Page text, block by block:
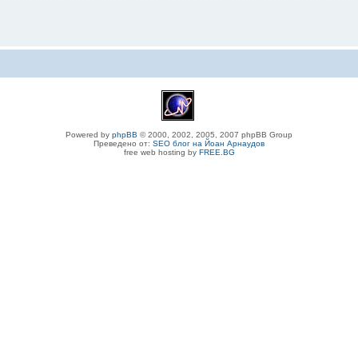
Powered by phpBB © 2000, 2002, 2005, 2007 phpBB Group
Преведено от: SEO блог на Йоан Арнаудов
free web hosting by FREE.BG